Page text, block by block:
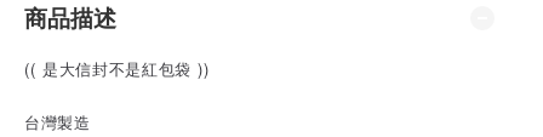
商品描述
(( 是大信封不是紅包袋 ))
台灣製造